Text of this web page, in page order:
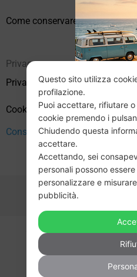
Come conservare
Privacy
Privacy Policy
Cookie Policy (UE)
Consenso
Copyright © 2026 Vendita
Questo sito utilizza
profilazione.
Puoi accettare, rifiutare
cookie premendo i
Chiudendo questa
accettare.
Accettando, sei
personali possono
personalizzare e
pubblicità.
Dal 29 luglio
pausa
Torniamo il 1
nuovi